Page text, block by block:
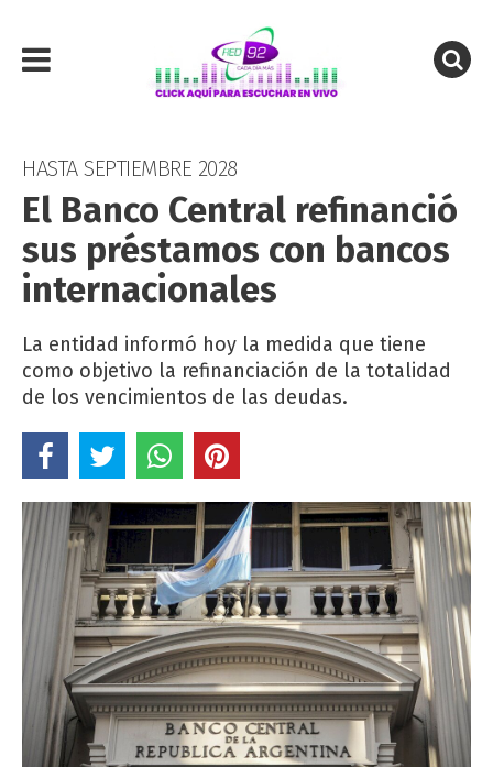
HASTA SEPTIEMBRE 2028
El Banco Central refinanció
sus préstamos con bancos
internacionales
La entidad informó hoy la medida que tiene
como objetivo la refinanciación de la totalidad
de los vencimientos de las deudas.